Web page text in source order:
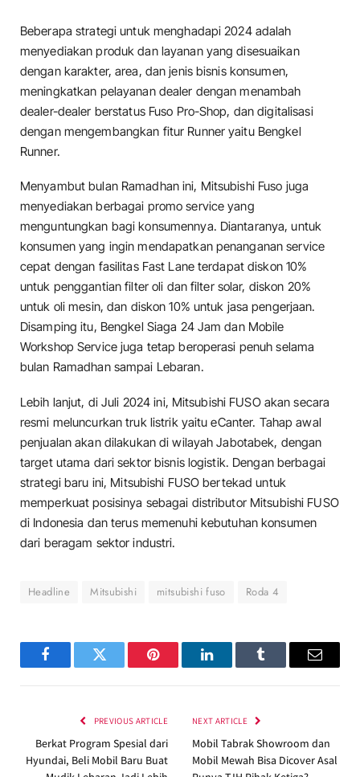
Beberapa strategi untuk menghadapi 2024 adalah
menyediakan produk dan layanan yang disesuaikan
dengan karakter, area, dan jenis bisnis konsumen,
meningkatkan pelayanan dealer dengan menambah
dealer-dealer berstatus Fuso Pro-Shop, dan digitalisasi
dengan mengembangkan fitur Runner yaitu Bengkel
Runner.
Menyambut bulan Ramadhan ini, Mitsubishi Fuso juga
menyediakan berbagai promo service yang
menguntungkan bagi konsumennya. Diantaranya, untuk
konsumen yang ingin mendapatkan penanganan service
cepat dengan fasilitas Fast Lane terdapat diskon 10%
untuk penggantian filter oli dan filter solar, diskon 20%
untuk oli mesin, dan diskon 10% untuk jasa pengerjaan.
Disamping itu, Bengkel Siaga 24 Jam dan Mobile
Workshop Service juga tetap beroperasi penuh selama
bulan Ramadhan sampai Lebaran.
Lebih lanjut, di Juli 2024 ini, Mitsubishi FUSO akan secara
resmi meluncurkan truk listrik yaitu eCanter. Tahap awal
penjualan akan dilakukan di wilayah Jabotabek, dengan
target utama dari sektor bisnis logistik. Dengan berbagai
strategi baru ini, Mitsubishi FUSO bertekad untuk
memperkuat posisinya sebagai distributor Mitsubishi FUSO
di Indonesia dan terus memenuhi kebutuhan konsumen
dari beragam sektor industri.
Headline Mitsubishi mitsubishi fuso Roda 4
FacebookTwitter Pinterest LinkedInTumblr Email
PREVIOUS ARTICLE
Berkat Program Spesial dari
Hyundai, Beli Mobil Baru Buat
NEXT ARTICLE
Mobil Tabrak Showroom dan
Mobil Mewah Bisa Dicover Asal